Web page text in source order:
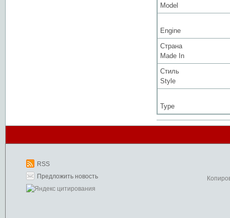
Model
Engine
Страна
Made In
Стиль
Style
Type
RSS
Предложить новость